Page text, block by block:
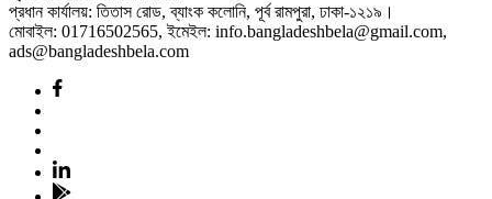
প্রধান কার্যালয়: তিতাস রোড, ব্যাংক কলোনি, পূর্ব রামপুরা, ঢাকা-১২১৯।
মোবাইল: 01716502565, ইমেইল: info.bangladeshbela@gmail.com,
ads@bangladeshbela.com